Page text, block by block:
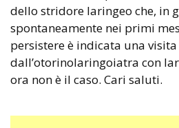
dello stridore laringeo che, in
spontaneamente nei primi
persistere è indicata una visita
dall’otorinolaringoiatra con
ora non è il caso. Cari saluti.